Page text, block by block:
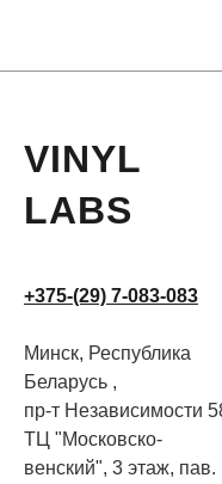
VINYL
LABS
+375-(29) 7-083-083
Минск, Республика
Беларусь ,
пр-т Независимости
ТЦ "Московско-
венский", 3 этаж, пав.